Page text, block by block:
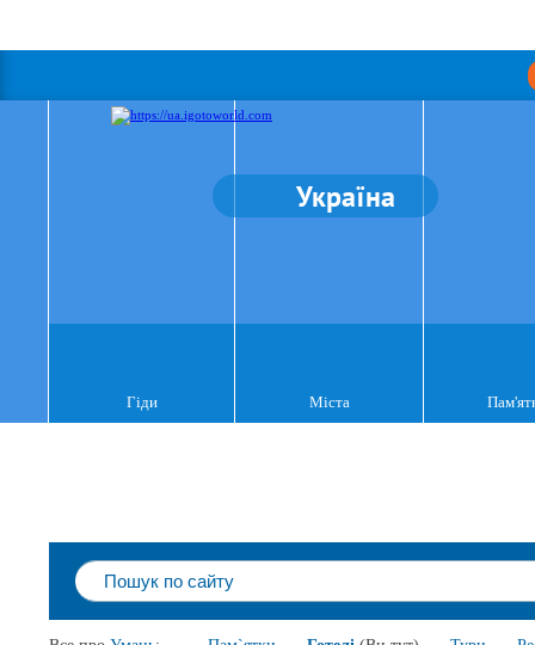
Україна
Гіди Міста